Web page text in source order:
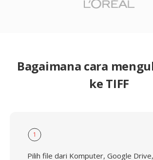
Bagaimana cara
ke TIFF
1
Pilih file dari Komputer, Google